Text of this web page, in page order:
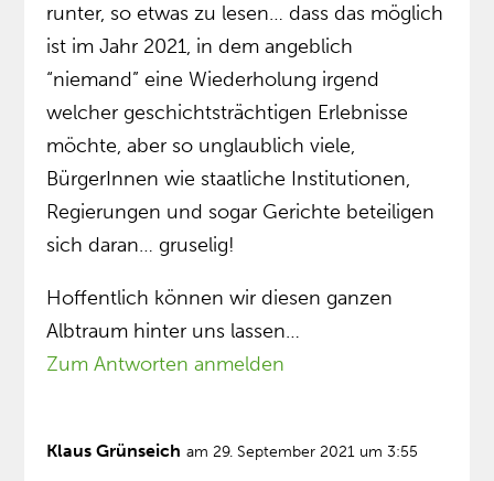
runter, so etwas zu lesen… dass das möglich
ist im Jahr 2021, in dem angeblich
“niemand” eine Wiederholung irgend
welcher geschichtsträchtigen Erlebnisse
möchte, aber so unglaublich viele,
BürgerInnen wie staatliche Institutionen,
Regierungen und sogar Gerichte beteiligen
sich daran… gruselig!
Hoffentlich können wir diesen ganzen
Albtraum hinter uns lassen…
Zum Antworten anmelden
Klaus Grünseich am 29. September 2021 um 3:55